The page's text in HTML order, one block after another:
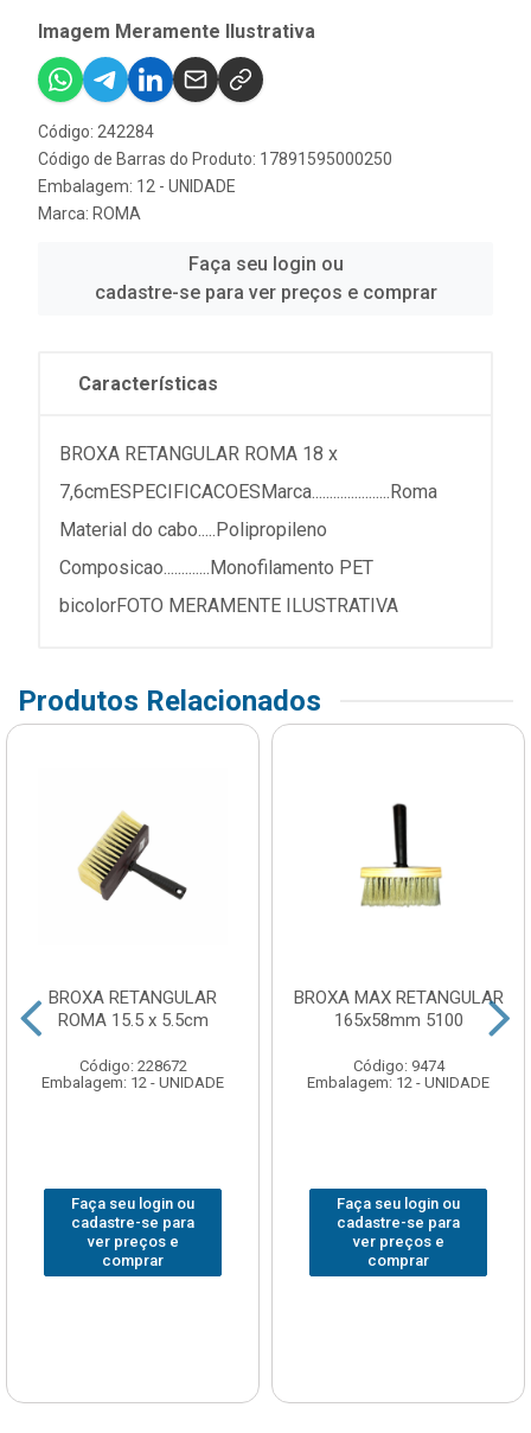
Imagem Meramente Ilustrativa
Código: 242284
Código de Barras do Produto: 17891595000250
Embalagem: 12 - UNIDADE
Marca: ROMA
Faça seu login ou
cadastre-se para ver preços e comprar
Características
BROXA RETANGULAR ROMA 18 x
7,6cmESPECIFICACOESMarca......................Roma
Material do cabo.....Polipropileno
Composicao.............Monofilamento PET
bicolorFOTO MERAMENTE ILUSTRATIVA
Produtos Relacionados
BROXA RETANGULAR
ROMA 15.5 x 5.5cm
Código: 228672
Embalagem: 12 - UNIDADE
Faça seu login ou
cadastre-se para
ver preços e
comprar
BROXA MAX RETANGULAR
165x58mm 5100
Código: 9474
Embalagem: 12 - UNIDADE
Faça seu login ou
cadastre-se para
ver preços e
comprar